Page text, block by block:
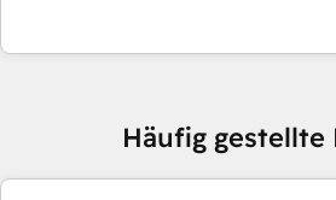
Häufig gestellte